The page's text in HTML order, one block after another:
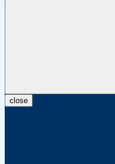
close